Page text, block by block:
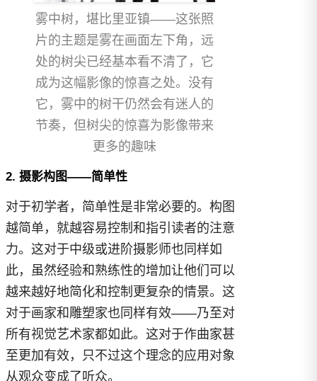
雾中树，堪比里亚镇——这张照
片的主题是雾在画面左下角，远
处的树尖已经基本看不清了，它
成为这幅影像的惊喜之处。没有
它，雾中的树干仍然会有迷人的
节奏，但树尖的惊喜为影像带来
更多的趣味
2. 摄影构图——简单性
对于初学者，简单性是非常必要的。构图
越简单，就越容易控制和指引读者的注意
力。这对于中级或进阶摄影师也同样如
此，虽然经验和熟练性的增加让他们可以
越来越好地简化和控制更复杂的情景。这
对于画家和雕塑家也同样有效——乃至对
所有视觉艺术家都如此。这对于作曲家甚
至更加有效，只不过这个理念的应用对象
从观众变成了听众。